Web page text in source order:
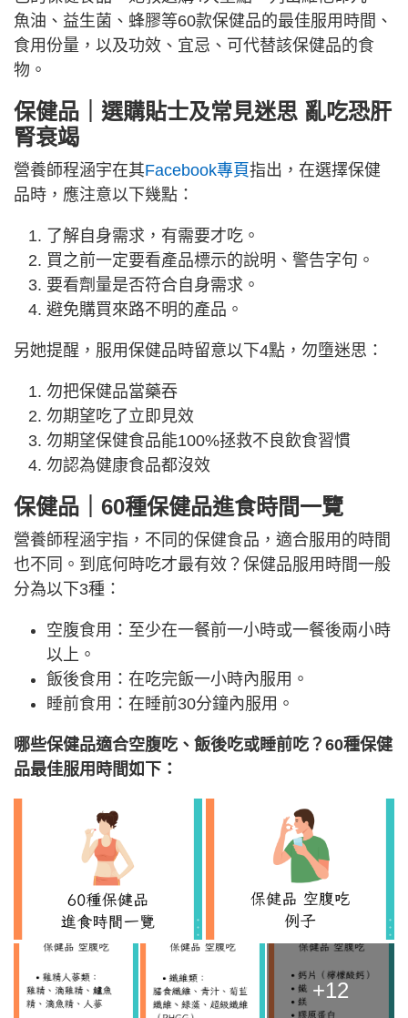
魚油、益生菌、蜂膠等60款保健品的最佳服用時間、
食用份量，以及功效、宜忌、可代替該保健品的食
物。
保健品｜選購貼士及常見迷思 亂吃恐肝
腎衰竭
營養師程涵宇在其Facebook專頁指出，在選擇保健
品時，應注意以下幾點：
了解自身需求，有需要才吃。
買之前一定要看產品標示的說明、警告字句。
要看劑量是否符合自身需求。
避免購買來路不明的產品。
另她提醒，服用保健品時留意以下4點，勿墮迷思：
勿把保健品當藥吞
勿期望吃了立即見效
勿期望保健食品能100%拯救不良飲食習慣
勿認為健康食品都沒效
保健品｜60種保健品進食時間一覽
營養師程涵宇指，不同的保健食品，適合服用的時間
也不同。到底何時吃才最有效？保健品服用時間一般
分為以下3種：
空腹食用：至少在一餐前一小時或一餐後兩小時
以上。
飯後食用：在吃完飯一小時內服用。
睡前食用：在睡前30分鐘內服用。
哪些保健品適合空腹吃、飯後吃或睡前吃？60種保健
品最佳服用時間如下：
+12